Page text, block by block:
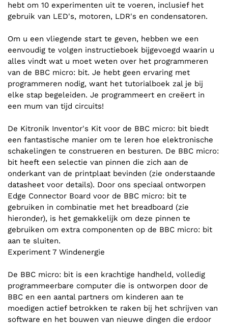
hebt om 10 experimenten uit te voeren, inclusief het
gebruik van LED's, motoren, LDR's en condensatoren.
Om u een vliegende start te geven, hebben we een
eenvoudig te volgen instructieboek bijgevoegd waarin u
alles vindt wat u moet weten over het programmeren
van de BBC micro: bit. Je hebt geen ervaring met
programmeren nodig, want het tutorialboek zal je bij
elke stap begeleiden. Je programmeert en creëert in
een mum van tijd circuits!
De Kitronik Inventor's Kit voor de BBC micro: bit biedt
een fantastische manier om te leren hoe elektronische
schakelingen te construeren en besturen. De BBC micro:
bit heeft een selectie van pinnen die zich aan de
onderkant van de printplaat bevinden (zie onderstaande
datasheet voor details). Door ons speciaal ontworpen
Edge Connector Board voor de BBC micro: bit te
gebruiken in combinatie met het breadboard (zie
hieronder), is het gemakkelijk om deze pinnen te
gebruiken om extra componenten op de BBC micro: bit
aan te sluiten.
Experiment 7 Windenergie
De BBC micro: bit is een krachtige handheld, volledig
programmeerbare computer die is ontworpen door de
BBC en een aantal partners om kinderen aan te
moedigen actief betrokken te raken bij het schrijven van
software en het bouwen van nieuwe dingen die erdoor